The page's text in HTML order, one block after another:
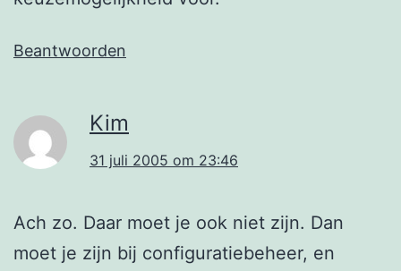
Beantwoorden
Kim
31 juli 2005 om 23:46
Ach zo. Daar moet je ook niet zijn. Dan
moet je zijn bij configuratiebeheer, en